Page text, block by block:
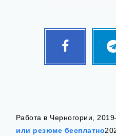
Facebook
Follow
Работа в Черногории,
или резюме бесплатно